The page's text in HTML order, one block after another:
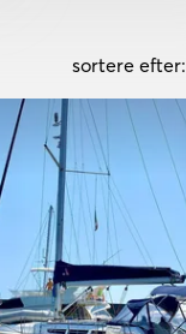
sortere efter: